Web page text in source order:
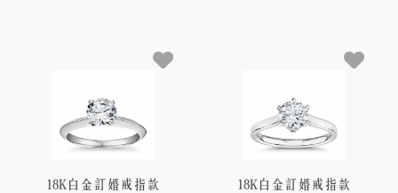
18K白金訂婚戒指款
18K白金訂婚戒指款